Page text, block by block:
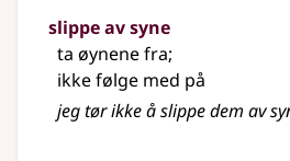
slippe av syne
ta øynene fra;
ikke følge med på
jeg tør ikke å slippe dem av